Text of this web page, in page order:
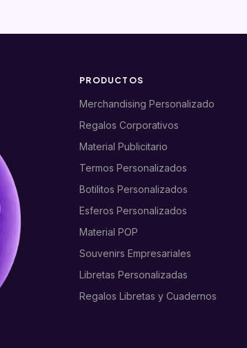
PRODUCTOS
Merchandising Personalizado
Regalos Corporativos
Material Publicitario
Termos Personalizados
Botilitos Personalizados
Esferos Personalizados
Material POP
Souvenirs Empresariales
Libretas Personalizadas
Regalos Libretas y Cuadernos